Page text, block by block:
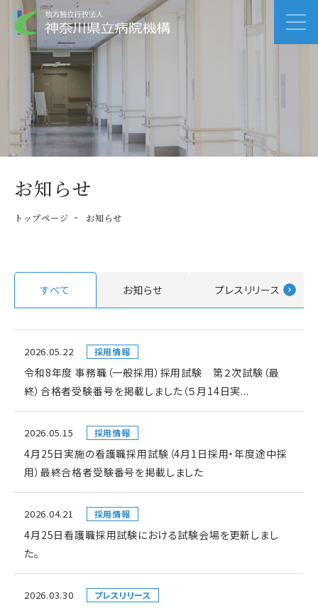
お知らせ
トップページ お知らせ
すべて お知らせ プレスリリース
2026.05.22 採用情報
令和8年度 事務職（一般採用）採用試験 第２次試験（最
終）合格者受験番号を掲載しました（５月14日実...
2026.05.15 採用情報
4月25日実施の看護職採用試験（4月1日採用・年度途中採
用）最終合格者受験番号を掲載しました
2026.04.21 採用情報
4月25日看護職採用試験における試験会場を更新しまし
た。
2026.03.30 プレスリリース